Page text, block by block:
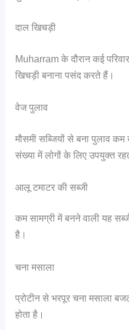
दाल खिचड़ी
Muharram के दौरान कई
खिचड़ी बनाना पसंद करते हैं।
वेज पुलाव
मौसमी सब्जियों से बना पुलाव कम
संख्या में लोगों के लिए उपयुक्त
आलू टमाटर की सब्जी
कम सामग्री में बनने वाली यह
है।
चना मसाला
प्रोटीन से भरपूर चना मसाला
होता है।